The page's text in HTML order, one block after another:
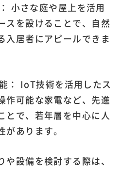
小さな庭や屋上を活用
スを設けることで、自然
入居者にアピールできま
： IoT技術を活用したス
作可能な家電など、先進
とで、若年層を中心に人
あります。
設備を検討する際は、